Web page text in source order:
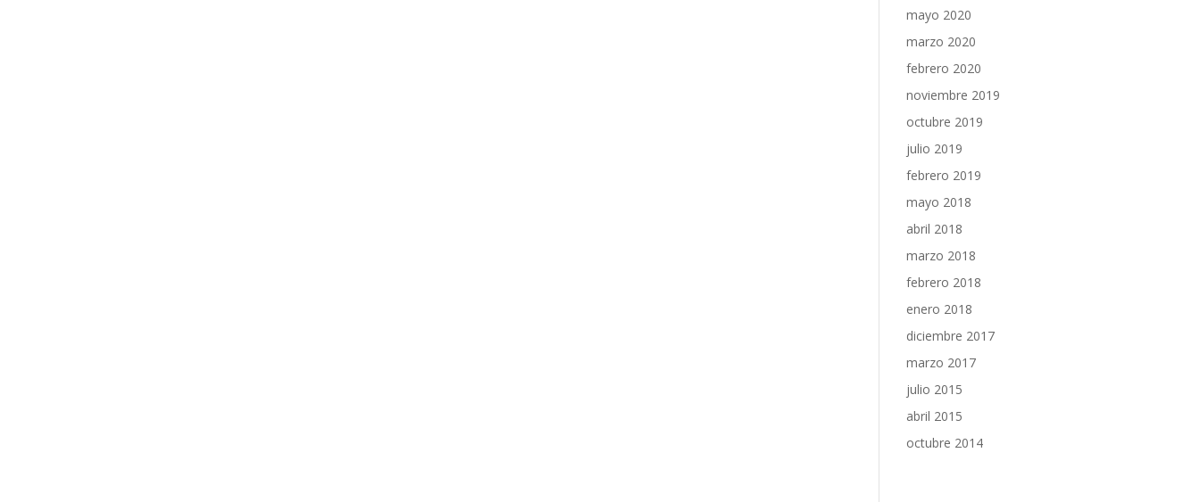
mayo 2020
marzo 2020
febrero 2020
noviembre 2019
octubre 2019
julio 2019
febrero 2019
mayo 2018
abril 2018
marzo 2018
febrero 2018
enero 2018
diciembre 2017
marzo 2017
julio 2015
abril 2015
octubre 2014